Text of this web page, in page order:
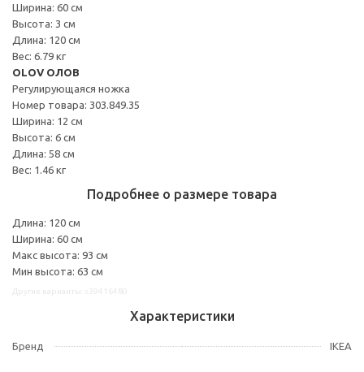
Ширина: 60 см
Высота: 3 см
Длина: 120 см
Вес: 6.79 кг
OLOV ОЛОВ
Регулирующаяся ножка
Номер товара: 303.849.35
Ширина: 12 см
Высота: 6 см
Длина: 58 см
Вес: 1.46 кг
Подробнее о размере товара
Длина: 120 см
Ширина: 60 см
Макс высота: 93 см
Мин высота: 63 см
Характеристики
Бренд IKEA